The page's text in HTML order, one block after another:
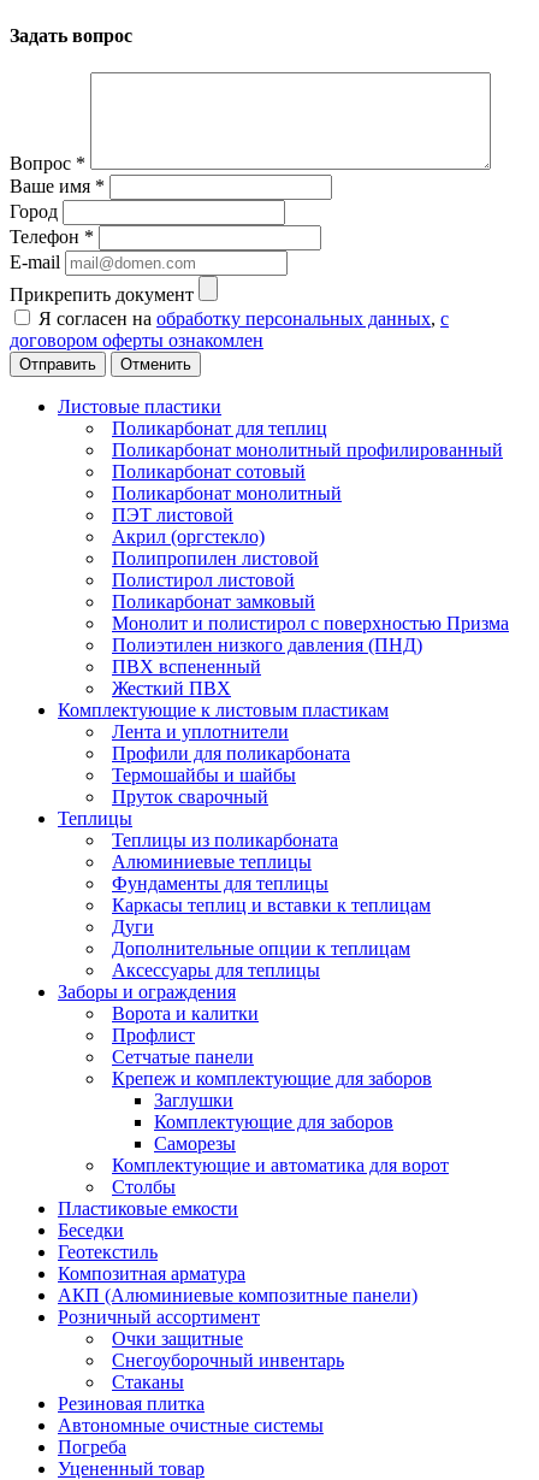
Задать вопрос
Вопрос *
Ваше имя *
Город
Телефон *
E-mail
Прикрепить документ
Я согласен на обработку персональных данных, с
договором оферты ознакомлен
Отменить
Листовые пластики
Поликарбонат для теплиц
Поликарбонат монолитный профилированный
Поликарбонат сотовый
Поликарбонат монолитный
ПЭТ листовой
Акрил (оргстекло)
Полипропилен листовой
Полистирол листовой
Поликарбонат замковый
Монолит и полистирол с поверхностью Призма
Полиэтилен низкого давления (ПНД)
ПВХ вспененный
Жесткий ПВХ
Комплектующие к листовым пластикам
Лента и уплотнители
Профили для поликарбоната
Термошайбы и шайбы
Пруток сварочный
Теплицы
Теплицы из поликарбоната
Алюминиевые теплицы
Фундаменты для теплицы
Каркасы теплиц и вставки к теплицам
Дуги
Дополнительные опции к теплицам
Аксессуары для теплицы
Заборы и ограждения
Ворота и калитки
Профлист
Сетчатые панели
Крепеж и комплектующие для заборов
Заглушки
Комплектующие для заборов
Саморезы
Комплектующие и автоматика для ворот
Столбы
Пластиковые емкости
Беседки
Геотекстиль
Композитная арматура
АКП (Алюминиевые композитные панели)
Розничный ассортимент
Очки защитные
Снегоуборочный инвентарь
Стаканы
Резиновая плитка
Автономные очистные системы
Погреба
Уцененный товар